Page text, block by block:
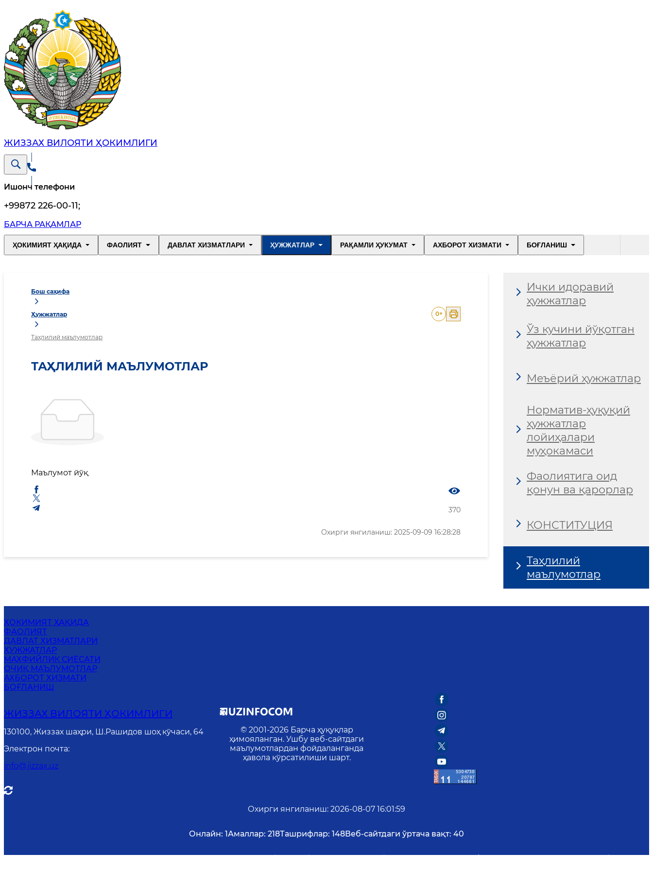
ЖИЗЗАХ ВИЛОЯТИ ҲОКИМЛИГИ
Ишонч телефони
+99872 226-00-11;
БАРЧА РАҚАМЛАР
ҲОКИМИЯТ ҲАҚИДА ФАОЛИЯТ ДАВЛАТ ХИЗМАТЛАРИ ҲУЖЖАТЛАР РАҚАМЛИ ҲУКУМАТ АХБОРОТ ХИЗМАТИ БОҒЛАНИШ
Бош саҳифа
Ҳужжатлар
Таҳлилий маълумотлар
0+
ТАҲЛИЛИЙ МАЪЛУМОТЛАР
Маълумот йўқ
370
Охирги янгиланиш: 2025-09-09 16:28:28
Ички идоравий
ҳужжатлар
Ўз кучини йўқотган
ҳужжатлар
Меъёрий ҳужжатлар
Норматив-ҳуқуқий
ҳужжатлар
лойиҳалари
муҳокамаси
Фаолиятига оид
қонун ва қарорлар
КОНСТИТУЦИЯ
Таҳлилий
маълумотлар
ҲОКИМИЯТ ҲАҚИДА
ФАОЛИЯТ
ДАВЛАТ ХИЗМАТЛАРИ
ҲУЖЖАТЛАР
MАХФИЙЛИК СИЁСАТИ
ОЧИҚ МАЪЛУМОТЛАР
АХБОРОТ ХИЗМАТИ
БОҒЛАНИШ
ЖИЗЗАХ ВИЛОЯТИ ҲОКИМЛИГИ
130100, Жиззах шаҳри, Ш.Рашидов шоҳ кўчаси, 64
Электрон почта:
info@jizzax.uz
© 2001-2026 Барча ҳуқуқлар
ҳимояланган. Ушбу веб-сайтдаги
маълумотлардан фойдаланганда
ҳавола кўрсатилиши шарт.
Охирги янгиланиш: 2026-08-07 16:01:59
Онлайн: 1Амаллар: 218Ташрифлар: 148Веб-сайтдаги ўртача вақт: 40